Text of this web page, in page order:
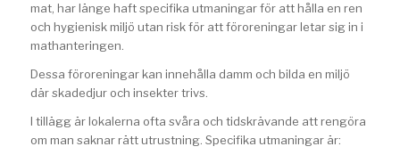
mat, har länge haft specifika utmaningar för att hålla en ren
och hygienisk miljö utan risk för att föroreningar letar sig in i
mathanteringen.
Dessa föroreningar kan innehålla damm och bilda en miljö
där skadedjur och insekter trivs.
I tillägg är lokalerna ofta svåra och tidskrävande att rengöra
om man saknar rätt utrustning. Specifika utmaningar är: